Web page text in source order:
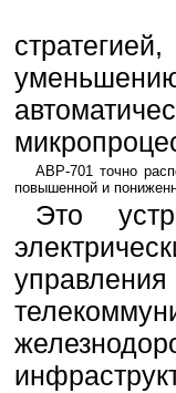
АВР-701 точно
повышенной и
Это